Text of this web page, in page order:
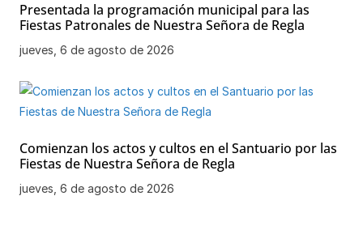
Presentada la programación municipal para las
Fiestas Patronales de Nuestra Señora de Regla
jueves, 6 de agosto de 2026
Comienzan los actos y cultos en el Santuario por las
Fiestas de Nuestra Señora de Regla
jueves, 6 de agosto de 2026